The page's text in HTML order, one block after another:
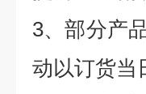
3、部分产
动以订货当